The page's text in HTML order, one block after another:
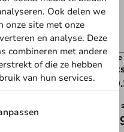
1000
€
Ook delen we
onze site met onze
en analyse. Deze
combineren met andere
of die ze hebben
van hun services.